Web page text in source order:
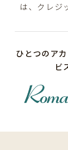
は、クレジ
ひとつのア
ビ